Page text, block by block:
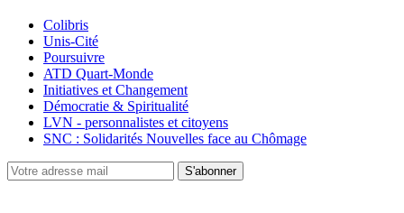
Colibris
Unis-Cité
Poursuivre
ATD Quart-Monde
Initiatives et Changement
Démocratie & Spiritualité
LVN - personnalistes et citoyens
SNC : Solidarités Nouvelles face au Chômage
S'abonner